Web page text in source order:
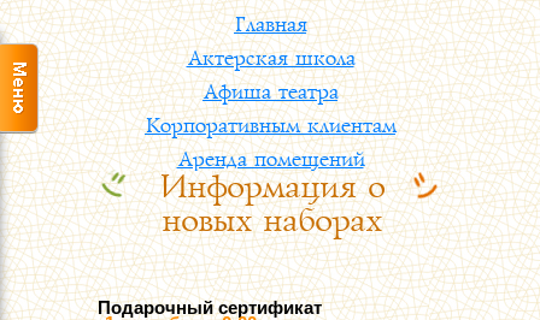
Главная
Актерская школа
Афиша театра
Корпоративным клиентам
Аренда помещений
Контакты
Информация о
новых наборах
Подарочный сертификат